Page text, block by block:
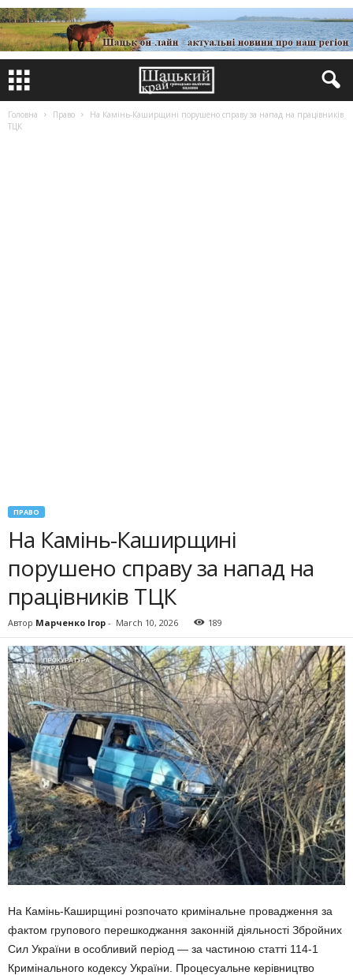
Головна Право
На Камінь-Каширщині порушено справу за напад на працівників
ТЦК
ПРАВО
На Камінь-Каширщині
порушено справу за напад на
працівників ТЦК
Автор Марченко Ігор - March 10, 2026 189
На Камінь-Каширщині розпочато кримінальне провадження за
фактом групового перешкоджання законній діяльності Збройних
Сил України в особливий період — за частиною статті 114-1
Кримінального кодексу України. Процесуальне керівництво